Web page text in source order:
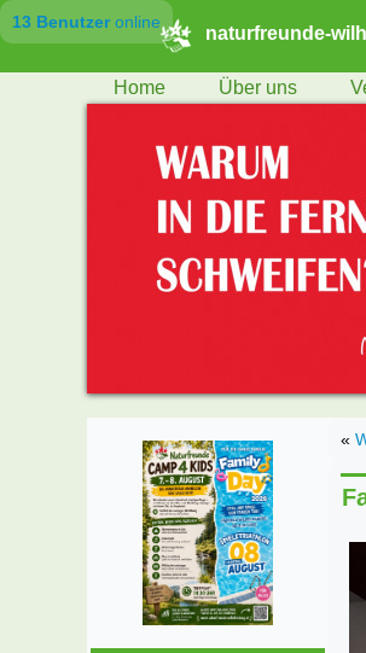
13 Benutzeronline
naturfreunde-
Home Über uns
«